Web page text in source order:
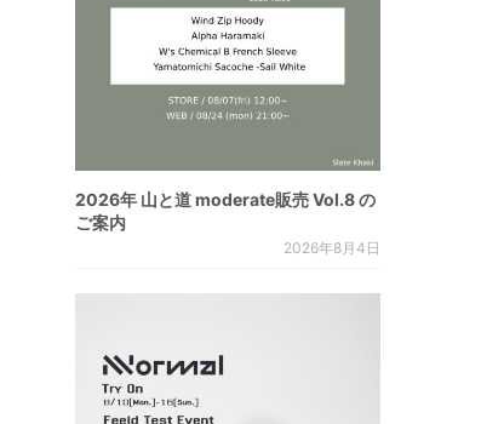
2026年 山と道 moderate販売 Vol.8 の
ご案内
2026年8月4日